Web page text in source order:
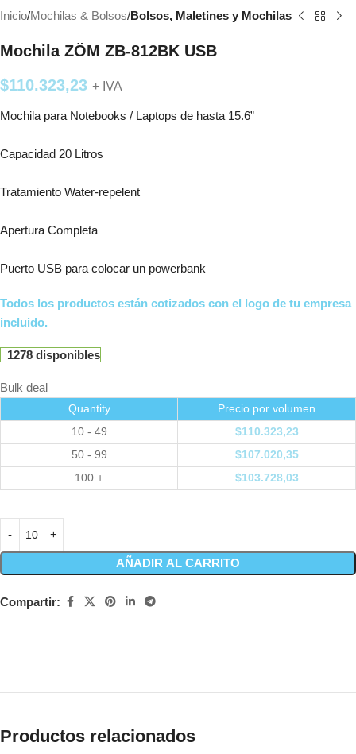
Inicio Mochilas & Bolsos Bolsos, Maletines y Mochilas
Mochila ZÖM ZB-812BK USB
$110.323,23 + IVA
Mochila para Notebooks / Laptops de hasta 15.6”
Capacidad 20 Litros
Tratamiento Water-repelent
Apertura Completa
Puerto USB para colocar un powerbank
Todos los productos están cotizados con el logo de tu empresa
incluido.
1278 disponibles
Bulk deal
Quantity
Precio por volumen
10 - 49
$110.323,23
50 - 99
$107.020,35
100 +
$103.728,03
AÑADIR AL CARRITO
Compartir:
Productos relacionados